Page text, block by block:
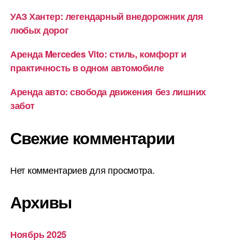
УАЗ Хантер: легендарный внедорожник для
любых дорог
Аренда Mercedes Vito: стиль, комфорт и
практичность в одном автомобиле
Аренда авто: свобода движения без лишних
забот
Свежие комментарии
Нет комментариев для просмотра.
Архивы
Ноябрь 2025